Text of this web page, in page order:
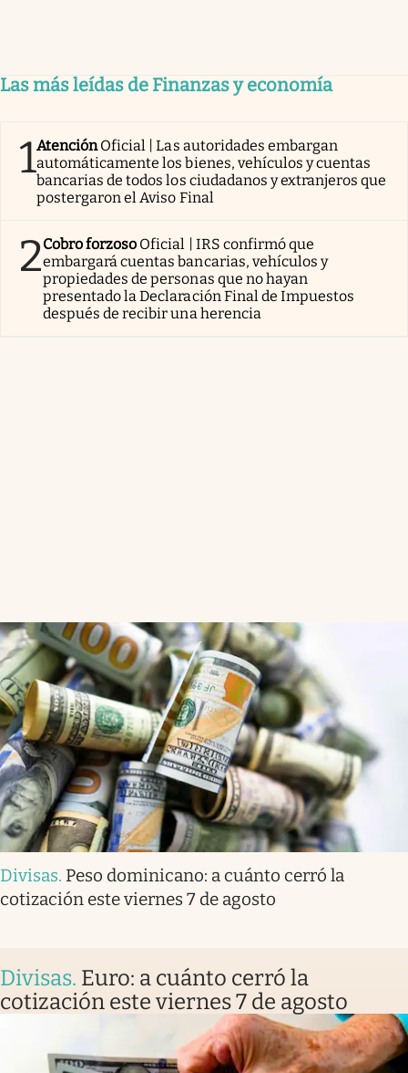
Las más leídas de Finanzas y economía
1AtenciónOficial | Las autoridades embargan
automáticamente los bienes, vehículos y cuentas
bancarias de todos los ciudadanos y extranjeros que
postergaron el Aviso Final
2Cobro forzoso Oficial | IRS confirmó que
embargará cuentas bancarias, vehículos y
propiedades de personas que no hayan
presentado la Declaración Final de Impuestos
después de recibir una herencia
Divisas. Peso dominicano: a cuánto cerró la
cotización este viernes 7 de agosto
Divisas. Euro: a cuánto cerró la
cotización este viernes 7 de agosto